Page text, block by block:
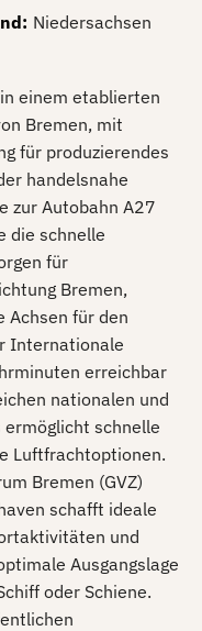
: Niedersachsen
einem etablierten
Bremen, mit
für produzierendes
handelsnahe
zur Autobahn A27
die schnelle
für
Bremen,
Achsen für den
Internationale
erreichbar
nationalen und
schnelle
Luftfrachtoptionen.
Bremen (GVZ)
schafft ideale
und
Ausgangslage
oder Schiene.